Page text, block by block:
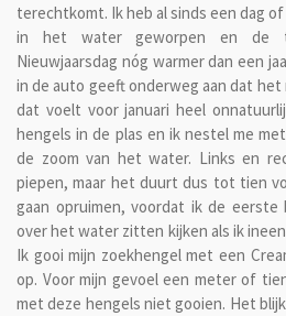
terechtkomt. Ik heb al sinds een dag
in het water geworpen en de
Nieuwjaarsdag nóg warmer dan een
in de auto geeft onderweg aan dat het
dat voelt voor januari heel
hengels in de plas en ik nestel me
de zoom van het water. Links en
piepen, maar het duurt dus tot tien
gaan opruimen, voordat ik de
over het water zitten kijken als ik
Ik gooi mijn zoekhengel met een
op. Voor mijn gevoel een meter of
met deze hengels niet gooien. Het